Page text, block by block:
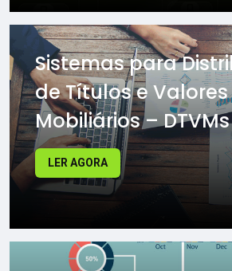
Sistemas para
de Títulos e Valores
Mobiliários – DTVMs
LER AGORA